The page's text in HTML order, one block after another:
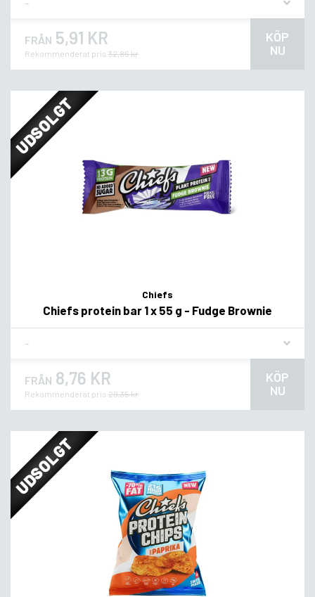
FRÅN 5,91 KR
Rekommenderat pris 32,86 kr
KÖP
NU
UDSOLGT
Chiefs
Chiefs protein bar 1 x 55 g - Fudge Brownie
FRÅN 8,76 KR
Rekommenderat pris 29,35 kr
KÖP
NU
UDSOLGT